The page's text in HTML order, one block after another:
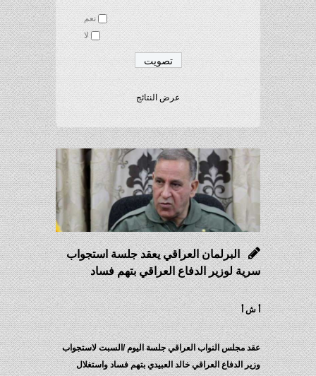
نعم
عرض النتائج
البرلمان العراقي يعقد جلسة استجواب
سرية لوزير الدفاع العراقي بتهم فساد
أ ش أ
عقد مجلس النواب العراقي جلسة اليوم /السبت لاستجواب
وزير الدفاع العراقي خالد العبيدي بتهم فساد واستغلال